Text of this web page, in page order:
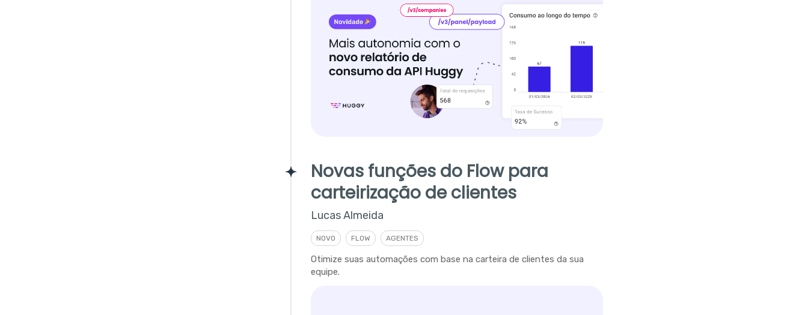
Novas funções do Flow para
carteirização de clientes
Lucas Almeida
NOVO FLOW AGENTES
Otimize suas automações com base na carteira de clientes da sua
equipe.